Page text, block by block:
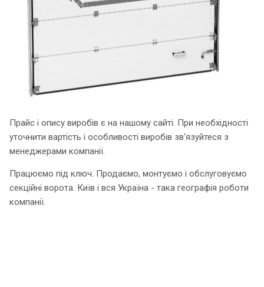
Прайс і опису виробів є на нашому сайті. При необхідності
уточнити вартість і особливості виробів зв'язуйтеся з
менеджерами компанії.
Працюємо під ключ. Продаємо, монтуємо і обслуговуємо
секційні ворота. Київ і вся Україна - така географія роботи
компанії.